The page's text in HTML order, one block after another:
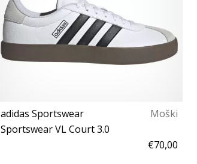
adidas Sportswear
Moški
Sportswear VL Court 3.0
€70,00